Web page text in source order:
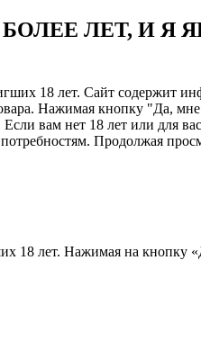
ЛЕТ, И Я
18 лет. Сайт содержит
Нажимая кнопку "Да,
вам нет 18 лет или для
Продолжая
18 лет. Нажимая на кнопку